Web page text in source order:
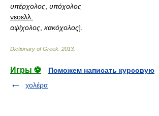
υπέρχολος υπόχολος
νεοελλ.
αψίχολος κακόχολος].
Dictionary of Greek 2013
Игры ⚽
Поможем написать курсовую
χολέρα